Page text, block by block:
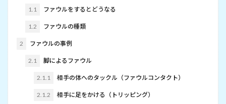
1.1 ファウルをするとどうなる
1.2 ファウルの種類
2 ファウルの事例
2.1 脚によるファウル
2.1.1 相手の体へのタックル（ファウルコンタクト）
2.1.2 相手に足をかける（トリッピング）